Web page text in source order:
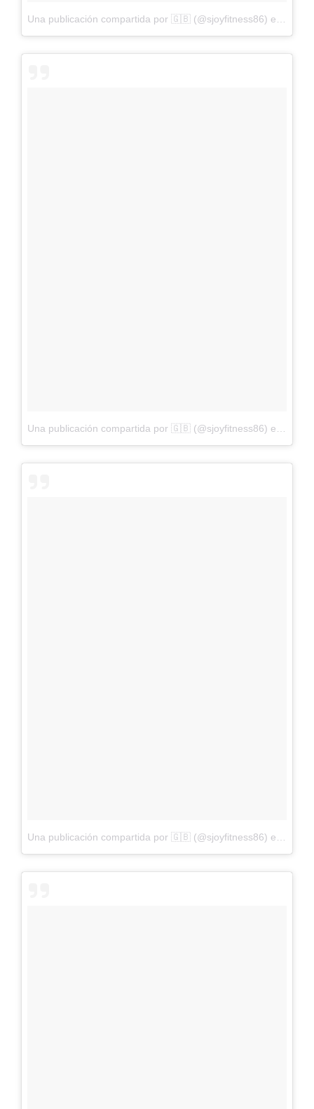
Una publicación compartida por 🇬🇧 (@sjoyfitness86) el
Una publicación compartida por 🇬🇧 (@sjoyfitness86) el
Una publicación compartida por 🇬🇧 (@sjoyfitness86) el 21 de